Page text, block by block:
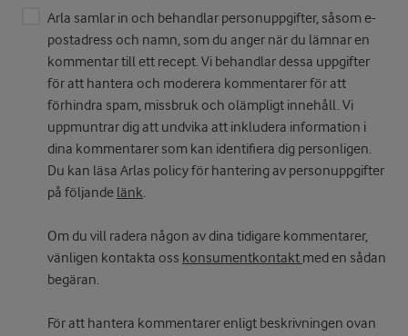
Arla samlar in och behandlar personuppgifter, såsom e-
postadress och namn, som du anger när du lämnar en
kommentar till ett recept. Vi behandlar dessa uppgifter
för att hantera och moderera kommentarer för att
förhindra spam, missbruk och olämpligt innehåll. Vi
uppmuntrar dig att undvika att inkludera information i
dina kommentarer som kan identifiera dig personligen.
Du kan läsa Arlas policy för hantering av personuppgifter
på följande länk.
Om du vill radera någon av dina tidigare kommentarer,
vänligen kontakta oss konsumentkontakt med en sådan
begäran.
För att hantera kommentarer enligt beskrivningen ovan